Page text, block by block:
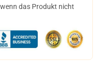
das Produkt nicht